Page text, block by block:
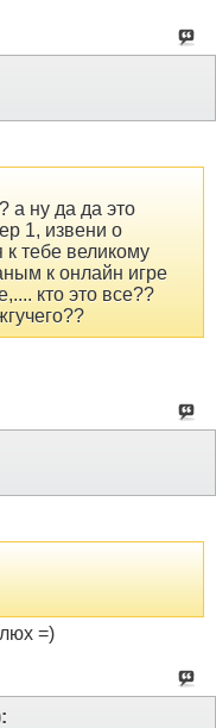
а ну да да это
1, извени о
к тебе великому
к онлайн игре
кто это все??
=)